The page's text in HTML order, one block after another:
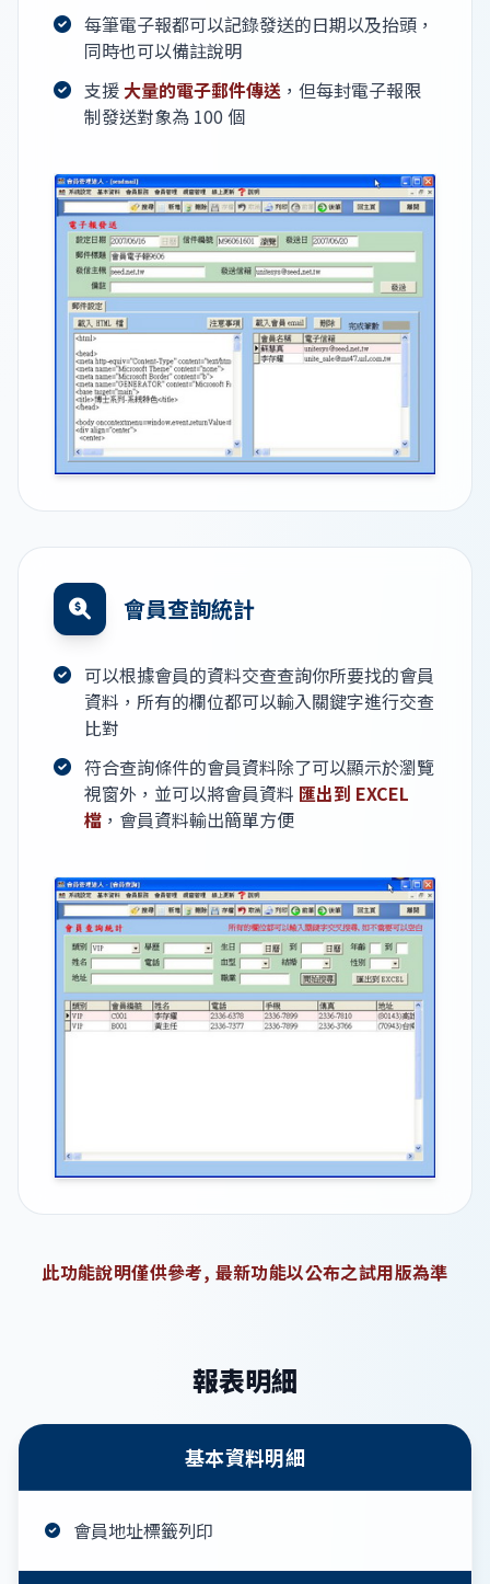
每筆電子報都可以記錄發送的日期以及抬頭，
同時也可以備註說明
支援大量的電子郵件傳送 ，但每封電子報限
制發送對象為 100 個
會員查詢統計
可以根據會員的資料交查查詢你所要找的會員
資料，所有的欄位都可以輸入關鍵字進行交查
比對
符合查詢條件的會員資料除了可以顯示於瀏覽
視窗外，並可以將會員資料 匯出到 EXCEL
檔 ，會員資料輸出簡單方便
此功能說明僅供參考, 最新功能以公布之試用版為準
報表明細
基本資料明細
會員地址標籤列印